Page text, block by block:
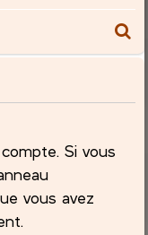
c
Si vous
vous avez